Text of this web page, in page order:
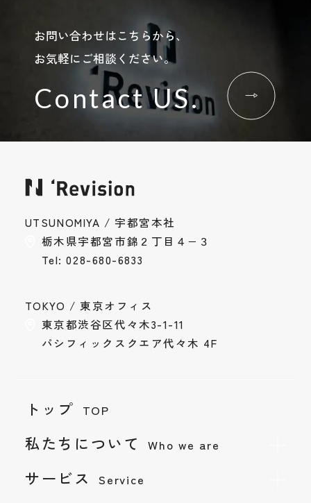
Contact
採用情報
お問い合わせはこちらから、
お気軽にご相談ください。
Contact US.
UTSUNOMIYA / 宇都宮本社
栃木県宇都宮市錦２丁目４−３
Tel: 028-680-6833
TOKYO / 東京オフィス
東京都渋谷区代々木3-1-11
パシフィックスクエア代々木 4F
トップ TOP
私たちについて Who we are
サービス Service